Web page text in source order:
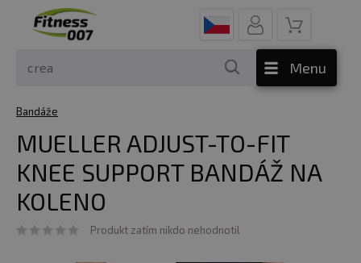
Menu
Bandáže
MUELLER ADJUST-TO-FIT
KNEE SUPPORT BANDÁŽ NA
KOLENO
Produkt zatím nikdo nehodnotil